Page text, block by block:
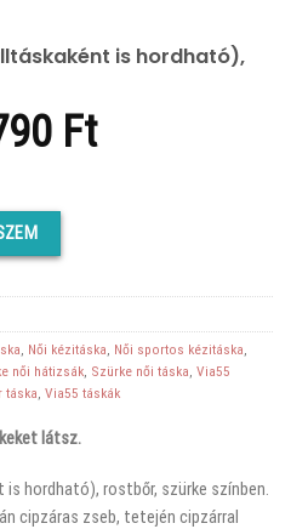
is hordható),
Ft.
FtCurrent
rostbőr, szürke mennyiség
, Női kézitáska, Női sportos kézitáska,
női hátizsák, Szürke női táska, Via55
táska, Via55 táskák
látsz.
hordható), rostbőr, szürke színben.
cipzáras zseb, tetején cipzárral